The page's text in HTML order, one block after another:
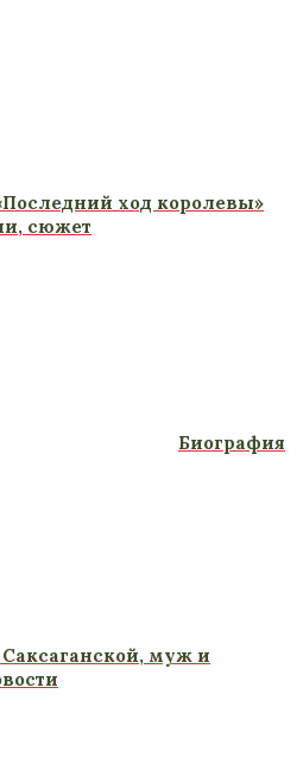
ход королевы»
сюжет
Биография
муж и